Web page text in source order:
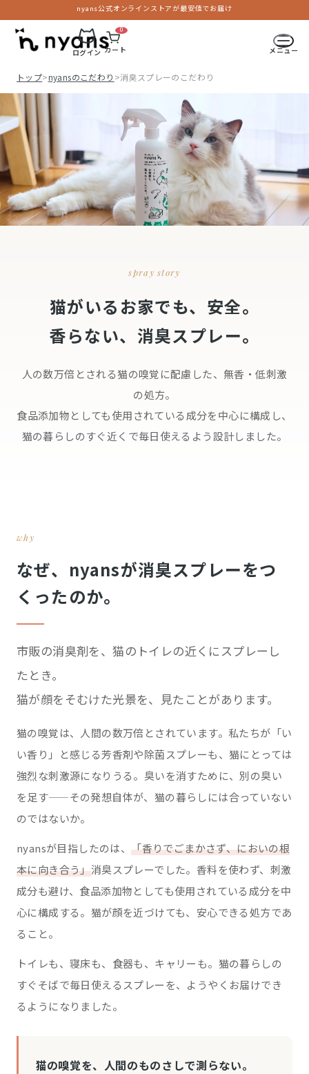
nyans公式オンラインストアが最安値でお届け
メニュー
ログイン
0
カート
トップ>nyansのこだわり >消臭スプレーのこだわり
spray story
猫がいるお家でも、安全。
香らない、消臭スプレー。
人の数万倍とされる猫の嗅覚に配慮した、無香・低刺激
の処方。
食品添加物としても使用されている成分を中心に構成し、
猫の暮らしのすぐ近くで毎日使えるよう設計しました。
why
なぜ、nyansが消臭スプレーをつ
くったのか。
市販の消臭剤を、猫のトイレの近くにスプレーし
たとき。
猫が顔をそむけた光景を、見たことがあります。
猫の嗅覚は、人間の数万倍とされています。私たちが「い
い香り」と感じる芳香剤や除菌スプレーも、猫にとっては
強烈な刺激源になりうる。臭いを消すために、別の臭い
を足す——その発想自体が、猫の暮らしには合っていない
のではないか。
nyansが目指したのは、「香りでごまかさず、においの根
本に向き合う」消臭スプレーでした。香料を使わず、刺激
成分も避け、食品添加物としても使用されている成分を中
心に構成する。猫が顔を近づけても、安心できる処方であ
ること。
トイレも、寝床も、食器も、キャリーも。猫の暮らしの
すぐそばで毎日使えるスプレーを、ようやくお届けでき
るようになりました。
猫の嗅覚を、人間のものさしで測らない。